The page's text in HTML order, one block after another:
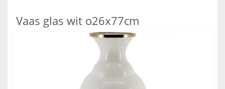
Vaas glas wit o26x77cm